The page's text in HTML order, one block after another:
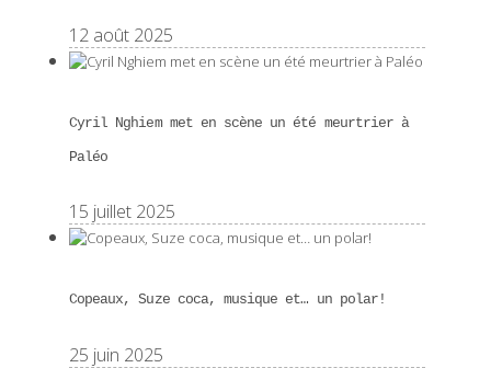
12 août 2025
Cyril Nghiem met en scène un été meurtrier à
Paléo
15 juillet 2025
Copeaux, Suze coca, musique et… un polar!
25 juin 2025